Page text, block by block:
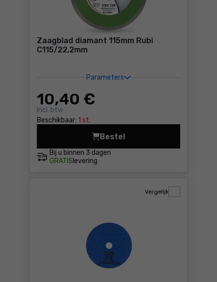
Zaagblad diamant 115mm Rubi
C115/22,2mm
Parameters
10,40 €
Incl. btw
Beschikbaar: 1 st.
Bij u binnen 3 dagen
GRATIS levering
Bestel
Zaagblad diamant 115mm
Vergelijk